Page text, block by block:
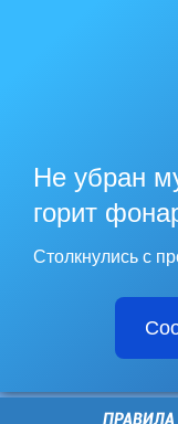
Не убран
горит
Столкнулись с
ПРАВИЛА